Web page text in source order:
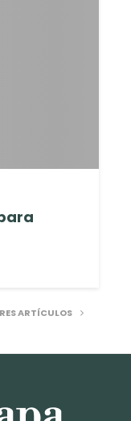
ARTÍCULOS